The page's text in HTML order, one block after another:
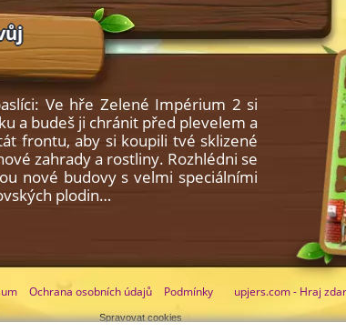
Ve hře Zelené Impérium 2 si
a budeš ji chránit před plevelem a
frontu, aby si koupili tvé sklizené
zahrady a rostliny. Rozhlédni se
nové budovy s velmi speciálními
plodin…
Ochrana osobních údajů Podmínky upjers.com - Hraj
Spravovat cookies